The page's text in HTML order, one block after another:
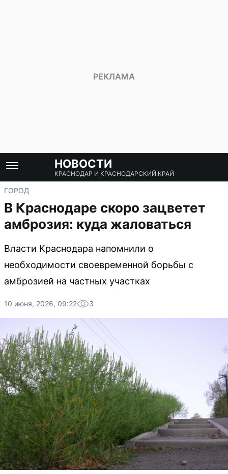
НОВОСТИ
КРАСНОДАР И КРАСНОДАРСКИЙ КРАЙ
ГОРОД
В Краснодаре скоро зацветет
амброзия: куда жаловаться
Власти Краснодара напомнили о
необходимости своевременной борьбы с
амброзией на частных участках
10 июня, 2026, 09:22 3